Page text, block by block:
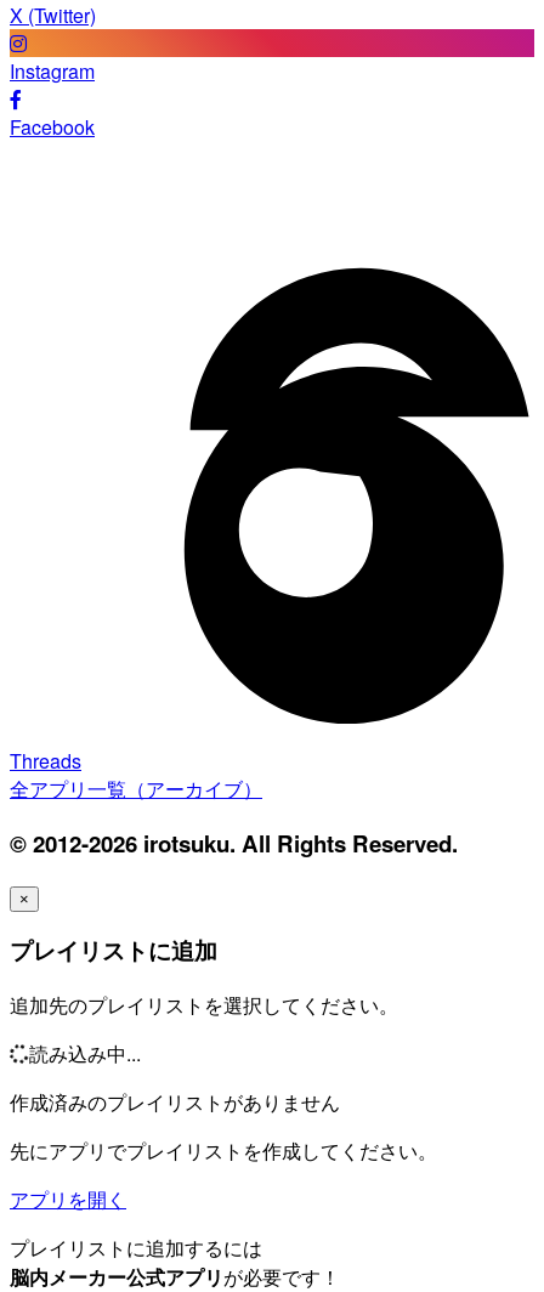
X (Twitter)
Instagram
Facebook
Threads
全アプリ一覧（アーカイブ）
© 2012-2026 irotsuku. All Rights Reserved.
×
プレイリストに追加
追加先のプレイリストを選択してください。
読み込み中...
作成済みのプレイリストがありません
先にアプリでプレイリストを作成してください。
アプリを開く
プレイリストに追加するには
脳内メーカー公式アプリが必要です！